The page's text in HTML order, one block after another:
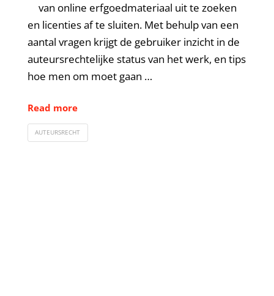
van online erfgoedmateriaal uit te zoeken
en licenties af te sluiten. Met behulp van een
aantal vragen krijgt de gebruiker inzicht in de
auteursrechtelijke status van het werk, en tips
hoe men om moet gaan …
Read more
AUTEURSRECHT